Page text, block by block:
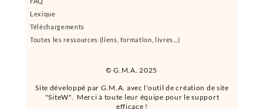
© G.M.A. 2025
Site développé par G.M.A. avec l'outil de création de site
"SiteW". Merci à toute leur équipe pour le support
efficace !
Lexique
Téléchargements
Toutes les ressources (liens, formation, livres...)